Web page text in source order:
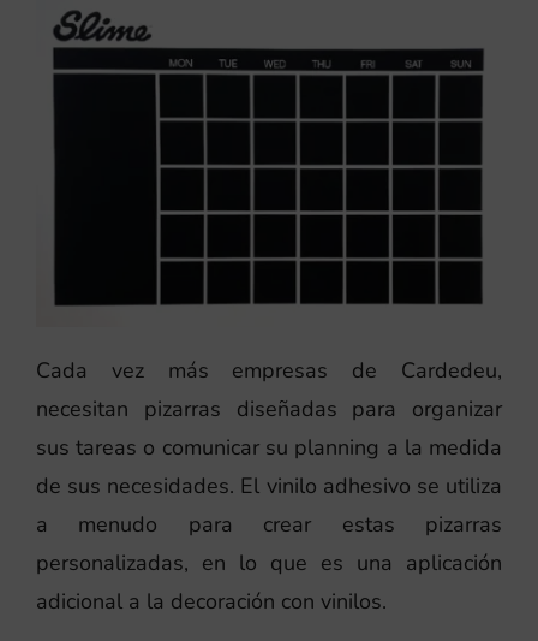
Cada vez más empresas de Cardedeu,
necesitan pizarras diseñadas para organizar
sus tareas o comunicar su planning a la medida
de sus necesidades. El vinilo adhesivo se utiliza
a menudo para crear estas pizarras
personalizadas, en lo que es una aplicación
adicional a la decoración con vinilos.